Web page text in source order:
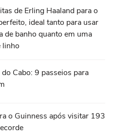
de Erling Haaland para o
ideal tanto para usar
de banho quanto em uma
linho
Cabo: 9 passeios para
o Guinness após visitar 193